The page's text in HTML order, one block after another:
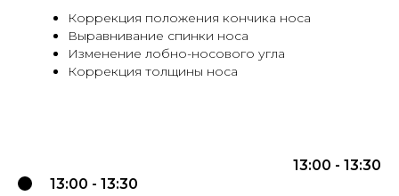
Коррекция положения кончика носа
Выравнивание спинки носа
Изменение лобно-носового угла
Коррекция толщины носа
13:00 - 13:30
13:00 - 13:30